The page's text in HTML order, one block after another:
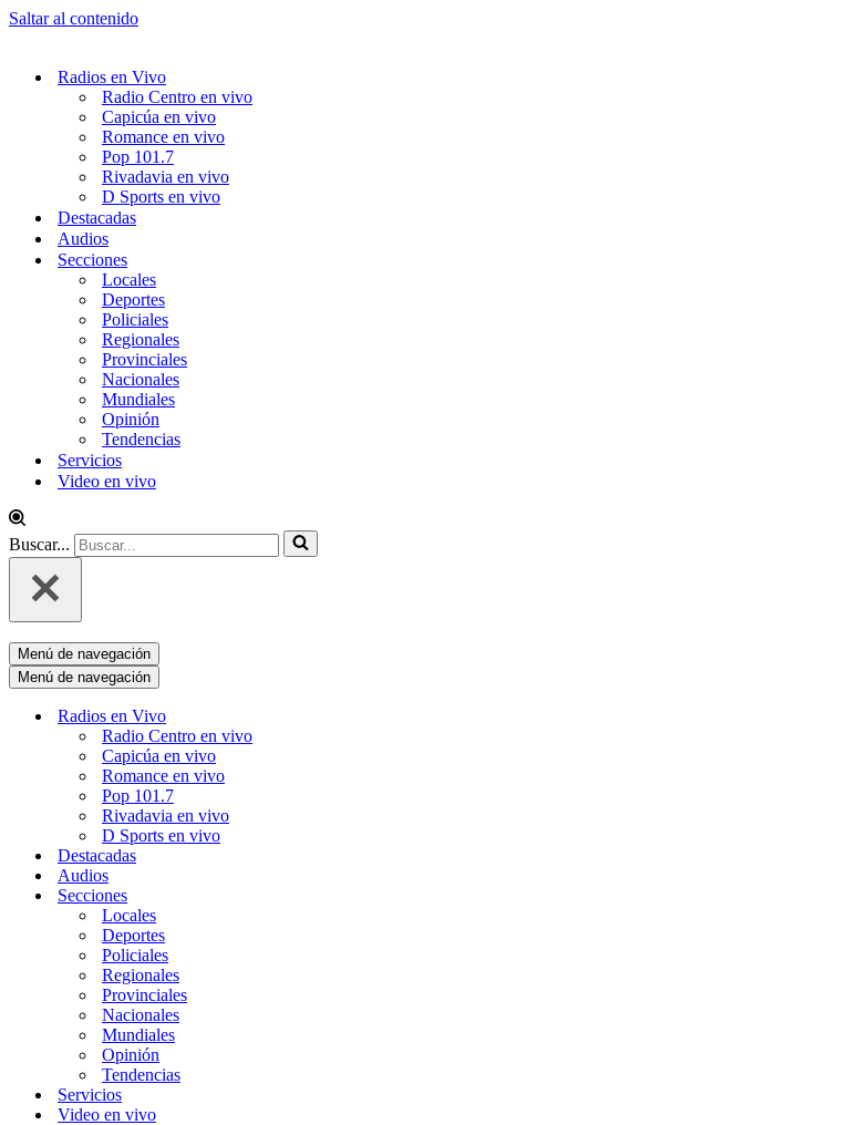
Saltar al contenido
Radios en Vivo
Radio Centro en vivo
Capicúa en vivo
Romance en vivo
Pop 101.7
Rivadavia en vivo
D Sports en vivo
Destacadas
Audios
Secciones
Locales
Deportes
Policiales
Regionales
Provinciales
Nacionales
Mundiales
Opinión
Tendencias
Servicios
Video en vivo
Buscar...
Menú de navegación
Menú de navegación
Radios en Vivo
Radio Centro en vivo
Capicúa en vivo
Romance en vivo
Pop 101.7
Rivadavia en vivo
D Sports en vivo
Destacadas
Audios
Secciones
Locales
Deportes
Policiales
Regionales
Provinciales
Nacionales
Mundiales
Opinión
Tendencias
Servicios
Video en vivo